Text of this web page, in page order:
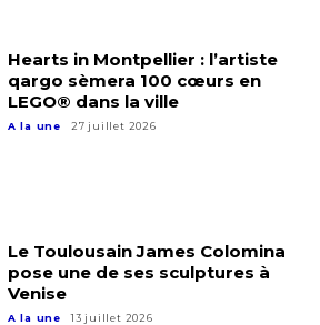
et conditions
Hearts in Montpellier : l’artiste
qargo sèmera 100 cœurs en
LEGO® dans la ville
A la une 27 juillet 2026
Le Toulousain James Colomina
pose une de ses sculptures à
Venise
A la une 13 juillet 2026